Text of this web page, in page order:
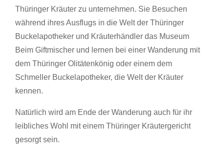
Thüringer Kräuter zu unternehmen. Sie Besuchen
während ihres Ausflugs in die Welt der Thüringer
Buckelapotheker und Kräuterhändler das Museum
Beim Giftmischer und lernen bei einer Wanderung mit
dem Thüringer Olitätenkönig oder einem dem
Schmeller Buckelapotheker, die Welt der Kräuter
kennen.
Natürlich wird am Ende der Wanderung auch für ihr
leibliches Wohl mit einem Thüringer Kräutergericht
gesorgt sein.